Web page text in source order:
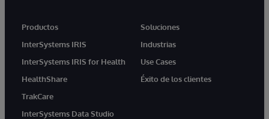
Productos
InterSystems IRIS
InterSystems IRIS for Health
HealthShare
TrakCare
InterSystems Data Studio
Soluciones
Industrias
Use Cases
Éxito de los clientes